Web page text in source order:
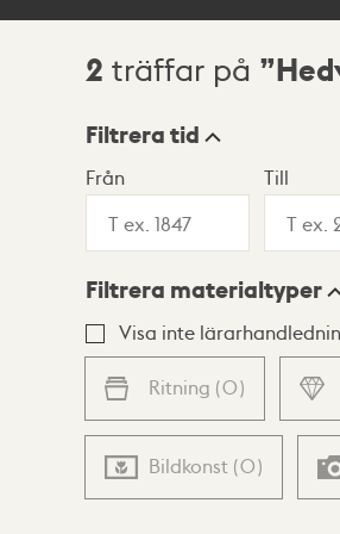
Sökresultat
2 träffar på
Visningsläge
Lista Karta
Filtrera tid
Från Till
Filtrera materialtyper
Visa inte
Ritning (0)
Bildkonst (0)